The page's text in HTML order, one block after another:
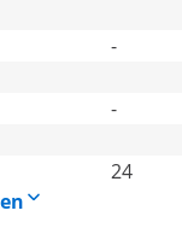
-
-
24